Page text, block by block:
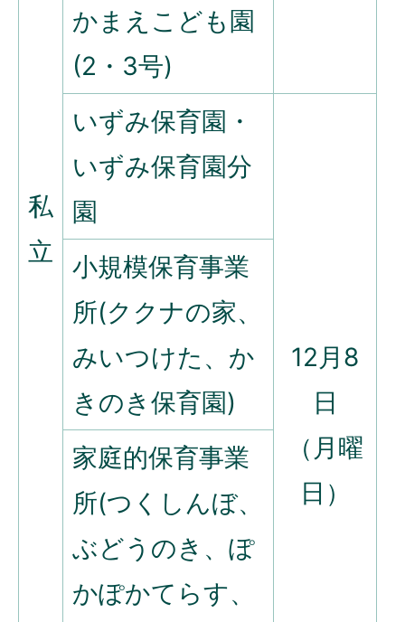
私
立
かまえこども園
(2・3号)
いずみ保育園・
いずみ保育園分
園
12月8
日
（月曜
日）
小規模保育事業
所(ククナの家、
みいつけた、か
きのき保育園)
家庭的保育事業
所(つくしんぼ、
ぶどうのき、ぽ
かぽかてらす、